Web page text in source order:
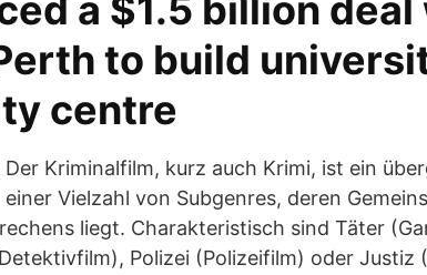
a $1.5 billion
to build
centre
Der Kriminalfilm, kurz auch Krimi, ist ein
einer Vielzahl von Subgenres, deren
liegt. Charakteristisch sind Täter
Polizei (Polizeifilm) oder Justiz